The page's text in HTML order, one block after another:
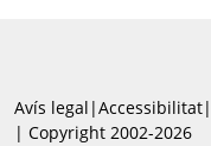
Avís legal |Accessibilitat|
| Copyright 2002-2026